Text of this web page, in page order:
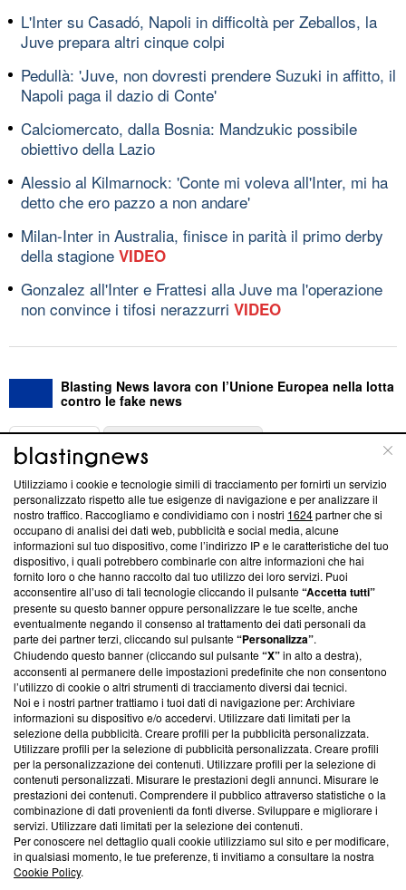
L'Inter su Casadó, Napoli in difficoltà per Zeballos, la
Juve prepara altri cinque colpi
Pedullà: 'Juve, non dovresti prendere Suzuki in affitto, il
Napoli paga il dazio di Conte'
Calciomercato, dalla Bosnia: Mandzukic possibile
obiettivo della Lazio
Alessio al Kilmarnock: 'Conte mi voleva all'Inter, mi ha
detto che ero pazzo a non andare'
Milan-Inter in Australia, finisce in parità il primo derby
della stagione VIDEO
Gonzalez all'Inter e Frattesi alla Juve ma l'operazione
non convince i tifosi nerazzurri VIDEO
Blasting News lavora con l’Unione Europea nella lotta
contro le fake news
ABOUT
Questa sezione offre informazioni trasparenti su Blasting
News, sui nostri processi editoriali e su come ci impegniamo a
creare news di qualità. Inoltre, afferma la nostra aderenza a
‘Trust Project - News with Integrity’Blasting News non è
ancora membro del programma, ma ha richiesto di farne
parte; Trust Project non ha ancora effettuato una verifica di
conformità agli standard.
Su di noi
Team editoriale
Corporate
Redazione
Informativa Privacy
Cookie Policy
Blasting SA, IDI CHE-247.845.224, Via Carlo Frasca, 3 - 6900
Lugano (Svizzera) Tel:+39 0690258937
© 2026 Blasting News
Utilizziamo i cookie e tecnologie simili di tracciamento per fornirti un servizio
personalizzato rispetto alle tue esigenze di navigazione e per analizzare il
nostro traffico. Raccogliamo e condividiamo con i nostri 1624partner che si
occupano di analisi dei dati web, pubblicità e social media, alcune
informazioni sul tuo dispositivo, come l’indirizzo IP e le caratteristiche del tuo
dispositivo, i quali potrebbero combinarle con altre informazioni che hai
fornito loro o che hanno raccolto dal tuo utilizzo dei loro servizi. Puoi
acconsentire all’uso di tali tecnologie cliccando il pulsante“Accetta tutti”
presente su questo banner oppure personalizzare le tue scelte, anche
eventualmente negando il consenso al trattamento dei dati personali da
parte dei partner terzi, cliccando sul pulsante“Personalizza”.
Chiudendo questo banner (cliccando sul pulsante“X”in alto a destra),
acconsenti al permanere delle impostazioni predefinite che non consentono
l’utilizzo di cookie o altri strumenti di tracciamento diversi dai tecnici.
Noi e i nostri partner trattiamo i tuoi dati di navigazione per: Archiviare
informazioni su dispositivo e/o accedervi. Utilizzare dati limitati per la
selezione della pubblicità. Creare profili per la pubblicità personalizzata.
Utilizzare profili per la selezione di pubblicità personalizzata. Creare profili
per la personalizzazione dei contenuti. Utilizzare profili per la selezione di
contenuti personalizzati. Misurare le prestazioni degli annunci. Misurare le
prestazioni dei contenuti. Comprendere il pubblico attraverso statistiche o la
combinazione di dati provenienti da fonti diverse. Sviluppare e migliorare i
servizi. Utilizzare dati limitati per la selezione dei contenuti.
Per conoscere nel dettaglio quali cookie utilizziamo sul sito e per modificare,
in qualsiasi momento, le tue preferenze, ti invitiamo a consultare la nostra
Cookie Policy.